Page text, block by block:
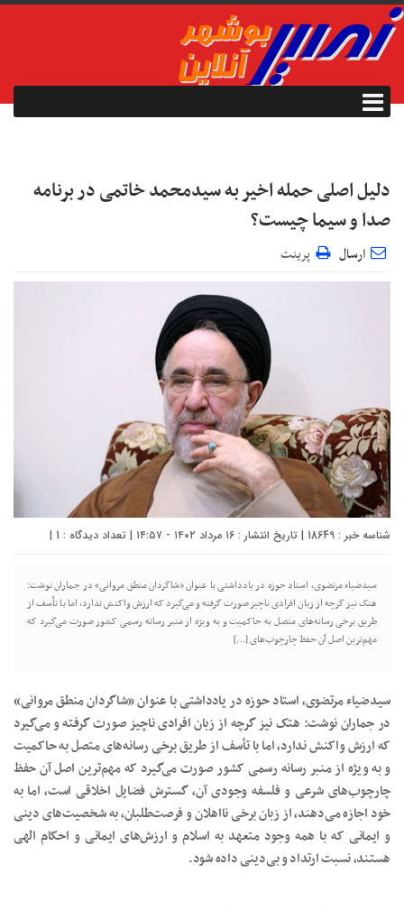
دلیل اصلی حمله اخیر به سیدمحمد خاتمی در برنامه
صدا و سیما چیست؟
ارسال پرینت
شناسه خبر : 18649 | تاریخ انتشار : ۱۶ مرداد ۱۴۰۲ - ۱۴:۵۷ | تعداد دیدگاه : 1
|
سیدضیاء مرتضوی، استاد حوزه در یادداشتی با عنوان «شاگردان منطق مروانی» در جماران نوشت:
هتک نیز گرچه از زبان افرادی ناچیز صورت گرفته و می‌گیرد که ارزش واکنش ندارد، اما با تأسف از
طریق برخی رسانه‌های متصل به حاکمیت و به ویژه از منبر رسانه رسمی کشور صورت می‌گیرد که
مهم‌ترین اصل آن حفظ چارچوب‌های […]
سیدضیاء مرتضوی، استاد حوزه در یادداشتی با عنوان «شاگردان منطق مروانی»
در جماران نوشت: هتک نیز گرچه از زبان افرادی ناچیز صورت گرفته و می‌گیرد
که ارزش واکنش ندارد، اما با تأسف از طریق برخی رسانه‌های متصل به حاکمیت
و به ویژه از منبر رسانه رسمی کشور صورت می‌گیرد که مهم‌ترین اصل آن حفظ
چارچوب‌های شرعی و فلسفه وجودی آن، گسترش فضایل اخلاقی است، اما به
خود اجازه می‌دهند، از زبان برخی نااهلان و فرصت‌طلبان، به شخصیت‌های دینی
و ایمانی که با همه وجود متعهد به اسلام و ارزش‌های ایمانی و احکام الهی
هستند، نسبت ارتداد و بی‌دینی داده شود.